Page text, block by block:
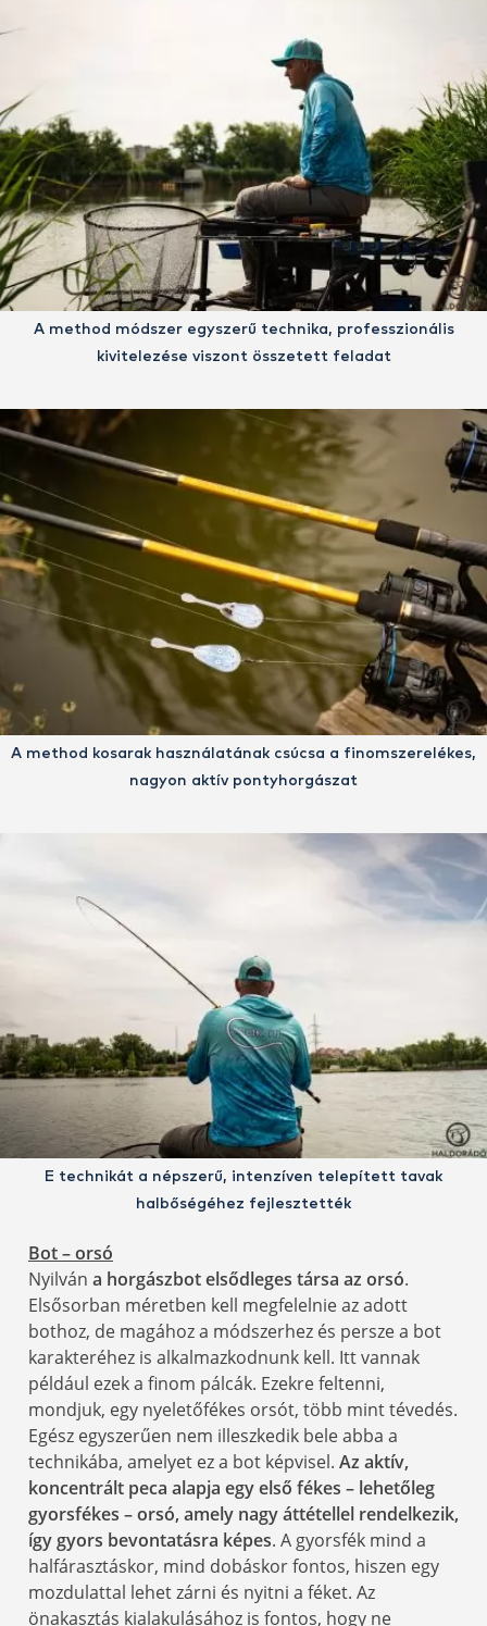
A method módszer egyszerű technika, professzionális
kivitelezése viszont összetett feladat
A method kosarak használatának csúcsa a finomszerelékes,
nagyon aktív pontyhorgászat
E technikát a népszerű, intenzíven telepített tavak
halbőségéhez fejlesztették
Bot – orsó
Nyilván a horgászbot elsődleges társa az orsó.
Elsősorban méretben kell megfelelnie az adott
bothoz, de magához a módszerhez és persze a bot
karakteréhez is alkalmazkodnunk kell. Itt vannak
például ezek a finom pálcák. Ezekre feltenni,
mondjuk, egy nyeletőfékes orsót, több mint tévedés.
Egész egyszerűen nem illeszkedik bele abba a
technikába, amelyet ez a bot képvisel. Az aktív,
koncentrált peca alapja egy első fékes – lehetőleg
gyorsfékes – orsó, amely nagy áttétellel rendelkezik,
így gyors bevontatásra képes. A gyorsfék mind a
halfárasztáskor, mind dobáskor fontos, hiszen egy
mozdulattal lehet zárni és nyitni a féket. Az
önakasztás kialakulásához is fontos, hogy ne